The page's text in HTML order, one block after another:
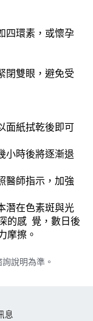
四環素，或懷孕
閉雙眼，避免受
面紙拭乾後即可
小時後將逐漸退
醫師指示，加強
潛在色素斑與光
的感 覺，數日後
摩擦。
說明為準。
息